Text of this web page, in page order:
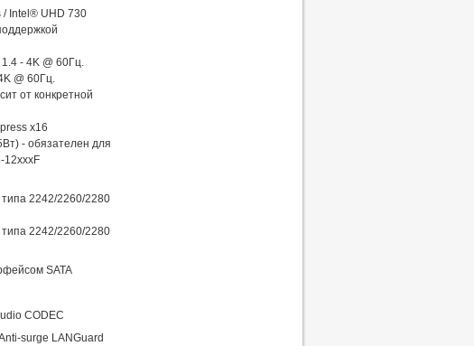
/ Intel® UHD 730
- 4K @ 60Гц.
@ 60Гц.
от конкретной
x16
- обязателен для
12xxxF
типа 2242/2260/2280
типа 2242/2260/2280
SATA
CODEC
surge LANGuard